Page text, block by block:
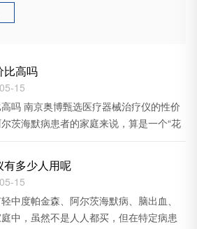
比高吗
15
吗 南京奥博甄选医疗器械治疗仪的性价
茨海默病患者的家庭来说，算是一个“花
有多少人用呢
15
中度帕金森、阿尔茨海默病、脑出血、
中，虽然不是人人都买，但在特定病患